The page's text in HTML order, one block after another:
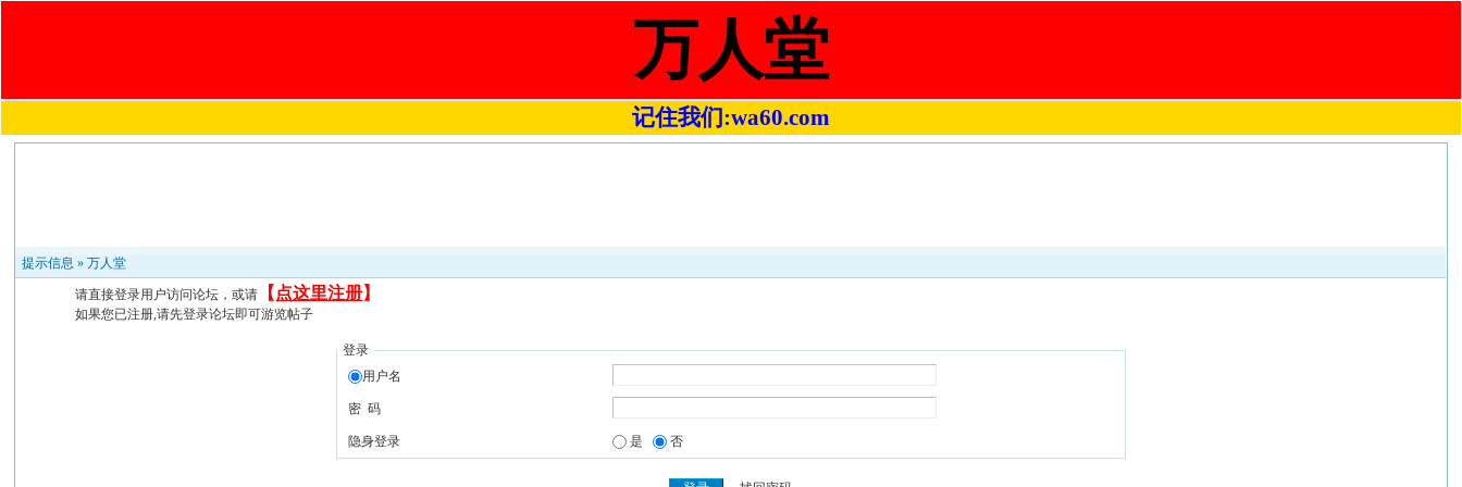
万人堂
记住我们:wa60.com
提示信息 »万人堂
请直接登录用户访问论坛，或请 【 点这里注册】
如果您已注册,请先登录论坛即可游览帖子
登录
用户名
密 码
隐身登录 是 否